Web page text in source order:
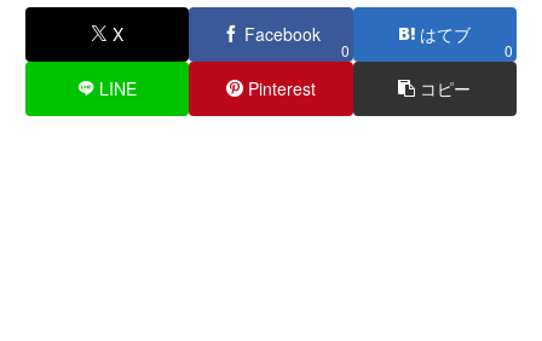
X Facebook
0
はてブ
0
LINE Pinterest コピー